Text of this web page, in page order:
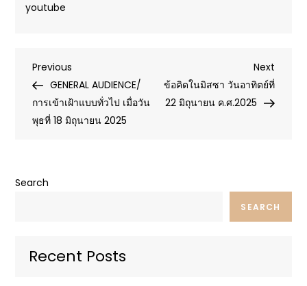
youtube
Post
navigation
Previous
Post
Previous
GENERAL AUDIENCE/
การเข้าเฝ้าแบบทั่วไป เมื่อวัน
พุธที่ 18 มิถุนายน 2025
Next
Post
Next
ข้อคิดในมิสซา วันอาทิตย์ที่
22 มิถุนายน ค.ศ.2025
Search
SEARCH
Recent Posts